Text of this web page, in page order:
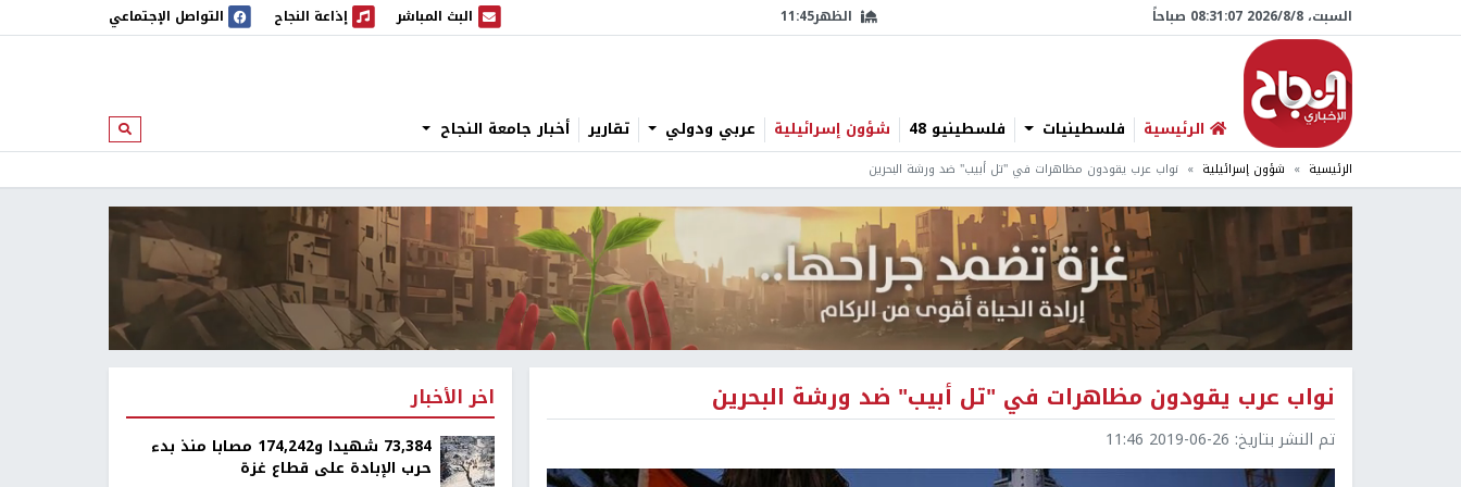
السبت، 8/‏8/‏2026 08:31:08 صباحاً الظهر11:45 البث المباشر
البث المباشر إذاعة النجاح
إذاعة النجاح التواصل الإجتماعي
الرئيسية فلسطينيات فلسطينيو 48 شؤون إسرائيلية عربي ودولي تقارير أخبار جامعة النجاح ابحث
الرئيسية شؤون إسرائيلية نواب عرب يقودون مظاهرات في "تل أبيب" ضد ورشة البحرين
نواب عرب يقودون مظاهرات في "تل أبيب" ضد ورشة البحرين
تم النشر بتاريخ: 2019-06-26 11:46
اخر الأخبار
73,384 شهيدا و174,242 مصابا منذ بدء
حرب الإبادة على قطاع غزة